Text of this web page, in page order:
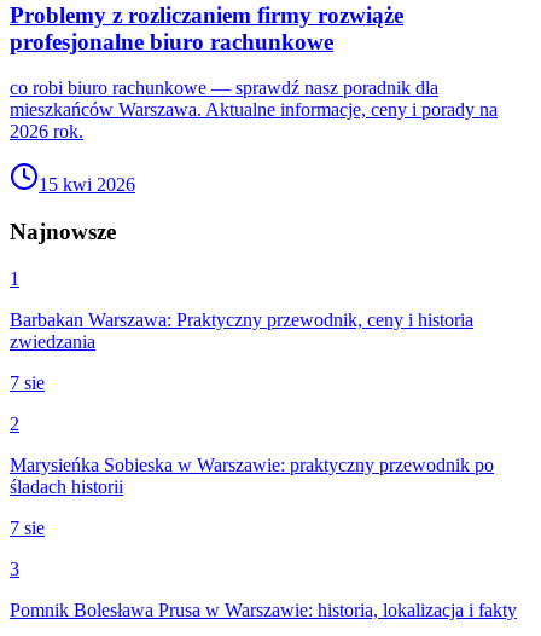
Problemy z rozliczaniem firmy rozwiąże
profesjonalne biuro rachunkowe
co robi biuro rachunkowe — sprawdź nasz poradnik dla
mieszkańców Warszawa. Aktualne informacje, ceny i porady na
2026 rok.
15 kwi 2026
Najnowsze
1
Barbakan Warszawa: Praktyczny przewodnik, ceny i historia
zwiedzania
7 sie
2
Marysieńka Sobieska w Warszawie: praktyczny przewodnik po
śladach historii
7 sie
3
Pomnik Bolesława Prusa w Warszawie: historia, lokalizacja i fakty